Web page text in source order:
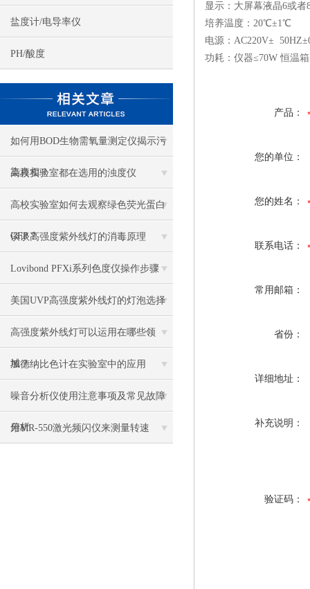
盐度计/电导率仪
PH/酸度
如何用BOD生物需氧量测定仪揭示污
染真相？
高校实验室都在选用的浊度仪
高校实验室如何去观察绿色荧光蛋白
GFP？
谈谈高强度紫外线灯的消毒原理
Lovibond PFXi系列色度仪操作步骤
美国UVP高强度紫外线灯的灯泡选择
高强度紫外线灯可以运用在哪些领
域？
加德纳比色计在实验室中的应用
噪音分析仪使用注意事项及常见故障
分析
用MR-550激光频闪仪来测量转速
显示：大屏幕液晶6或者
培养温度：20℃±1℃
电源：AC220V±
功耗：仪器≤70W 恒温
产品：
您的单位：
您的姓名：
联系电话：
常用邮箱：
省份：
详细地址：
补充说明：
验证码：